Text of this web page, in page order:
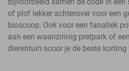
of plof lekker achterover voor een
bioscoop. Ook voor een fanatiek
aan een waanzinnig pretpark of
dierentuin scoor je de beste